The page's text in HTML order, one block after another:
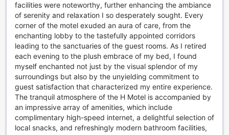
facilities were noteworthy, further enhancing the ambiance
of serenity and relaxation I so desperately sought. Every
corner of the motel exuded an aura of care, from the
enchanting lobby to the tastefully appointed corridors
leading to the sanctuaries of the guest rooms. As I retired
each evening to the plush embrace of my bed, I found
myself enchanted not just by the visual splendor of my
surroundings but also by the unyielding commitment to
guest satisfaction that characterized my entire experience.
The tranquil atmosphere of the H Motel is accompanied by
an impressive array of amenities, which include
complimentary high-speed internet, a delightful selection of
local snacks, and refreshingly modern bathroom facilities,